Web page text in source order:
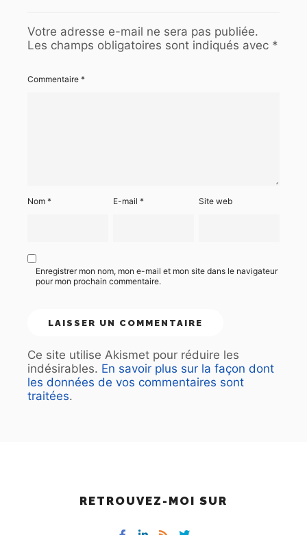
Votre adresse e-mail ne sera pas publiée.
Les champs obligatoires sont indiqués avec *
Commentaire *
Nom * E-mail* Site web
Enregistrer mon nom, mon e-mail et mon site dans le navigateur
pour mon prochain commentaire.
Ce site utilise Akismet pour réduire les
indésirables. En savoir plus sur la façon dont
les données de vos commentaires sont
traitées.
RETROUVEZ-MOI SUR